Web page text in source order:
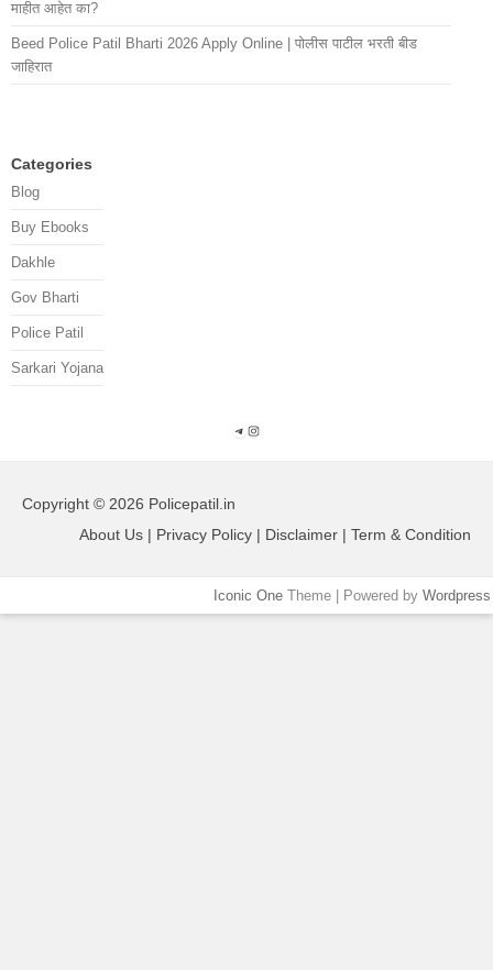
माहीत आहेत का?
Beed Police Patil Bharti 2026 Apply Online | पोलीस पाटील भरती बीड
जाहिरात
Categories
Blog
Buy Ebooks
Dakhle
Gov Bharti
Police Patil
Sarkari Yojana
Telegram
Instagram
Copyright © 2026 Policepatil.in
About Us | Privacy Policy | Disclaimer | Term & Condition
Iconic One Theme | Powered by Wordpress